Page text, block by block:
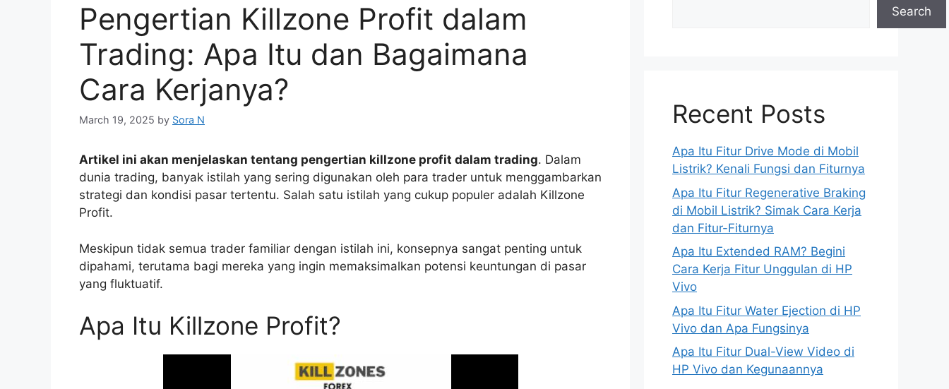
Pengertian Killzone Profit dalam
Trading: Apa Itu dan Bagaimana
Cara Kerjanya?
March 19, 2025 by Sora N
Artikel ini akan menjelaskan tentang pengertian killzone profit dalam trading. Dalam
dunia trading, banyak istilah yang sering digunakan oleh para trader untuk menggambarkan
strategi dan kondisi pasar tertentu. Salah satu istilah yang cukup populer adalah Killzone
Profit.
Meskipun tidak semua trader familiar dengan istilah ini, konsepnya sangat penting untuk
dipahami, terutama bagi mereka yang ingin memaksimalkan potensi keuntungan di pasar
yang fluktuatif.
Apa Itu Killzone Profit?
Search
Recent Posts
Apa Itu Fitur Drive Mode di Mobil
Listrik? Kenali Fungsi dan Fiturnya
Apa Itu Fitur Regenerative Braking
di Mobil Listrik? Simak Cara Kerja
dan Fitur-Fiturnya
Apa Itu Extended RAM? Begini
Cara Kerja Fitur Unggulan di HP
Vivo
Apa Itu Fitur Water Ejection di HP
Vivo dan Apa Fungsinya
Apa Itu Fitur Dual-View Video di
HP Vivo dan Kegunaannya